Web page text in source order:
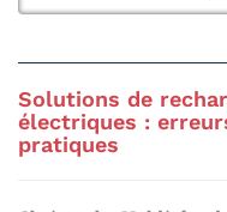
Solutions de
électriques :
pratiques